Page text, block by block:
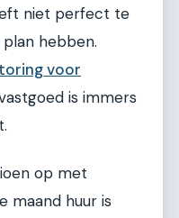
niet perfect te
hebben.
voor
is immers
op met
maand huur is